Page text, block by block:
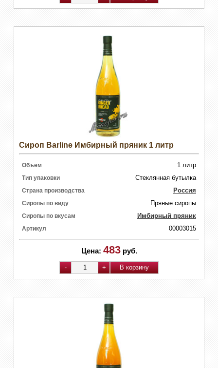
Сироп Barline Имбирный пряник 1 литр
Объем 1 литр
Тип упаковки Стеклянная бутылка
Страна производства Россия
Сиропы по виду Пряные сиропы
Сиропы по вкусам Имбирный пряник
Артикул 00003015
Цена: 483 руб.